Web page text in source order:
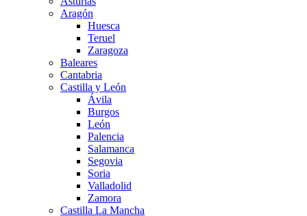
Aragón
Huesca
Teruel
Zaragoza
Baleares
Cantabria
Castilla y León
Ávila
Burgos
León
Palencia
Salamanca
Segovia
Soria
Valladolid
Zamora
Castilla La Mancha